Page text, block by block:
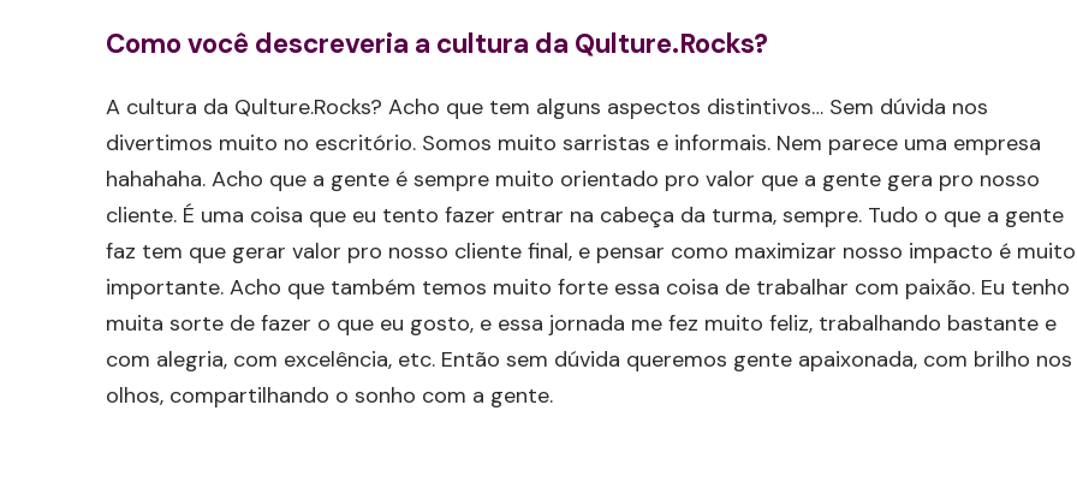
Como você descreveria a cultura da Qulture.Rocks?
A cultura da Qulture.Rocks? Acho que tem alguns aspectos distintivos… Sem dúvida nos
divertimos muito no escritório. Somos muito sarristas e informais. Nem parece uma empresa
hahahaha. Acho que a gente é sempre muito orientado pro valor que a gente gera pro nosso
cliente. É uma coisa que eu tento fazer entrar na cabeça da turma, sempre. Tudo o que a gente
faz tem que gerar valor pro nosso cliente final, e pensar como maximizar nosso impacto é muito
importante. Acho que também temos muito forte essa coisa de trabalhar com paixão. Eu tenho
muita sorte de fazer o que eu gosto, e essa jornada me fez muito feliz, trabalhando bastante e
com alegria, com excelência, etc. Então sem dúvida queremos gente apaixonada, com brilho nos
olhos, compartilhando o sonho com a gente.